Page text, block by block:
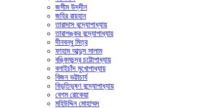
জসীম উদ্‌দীন
জহির রায়হান
তারাদাস বন্দ্যোপাধ্যায়
তারাশঙ্কর বন্দ্যোপাধ্যায়
দীনবন্ধু মিত্র
ফাহাম আব্দুস সালাম
বঙ্কিমচন্দ্র চট্টোপাধ্যায়
বলাইচাঁদ মুখোপাধ্যায়
বিজন ভট্টাচার্য
বিভূতিভূষণ বন্দ্যোপাধ্যায়
বেগম রোকেয়া
মহিউদ্দিন মোহাম্মদ